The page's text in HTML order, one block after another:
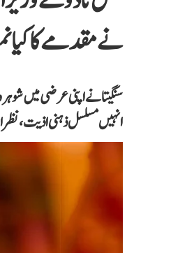
نے مقدمے کا کیا
سنگیتا نے اپنی عرضی میں شوہر
انہیں مسلسل ذہنی اذیت، نظر